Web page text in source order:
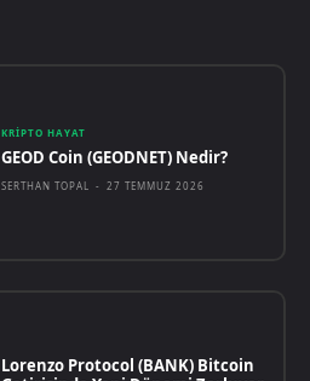
KRIPTO HAYAT
GEOD Coin (GEODNET) Nedir?
SERTHAN TOPAL - 27 TEMMUZ 2026
Lorenzo Protocol (BANK) Bitcoin